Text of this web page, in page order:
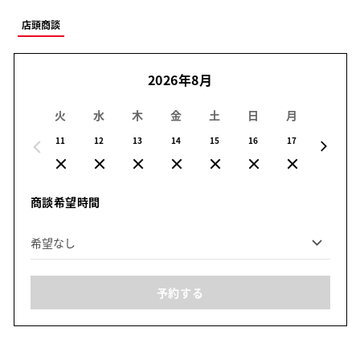
店頭商談
2026年8月
火
11
水
12
木
13
金
14
土
15
日
16
月
17
商談希望時間
予約する